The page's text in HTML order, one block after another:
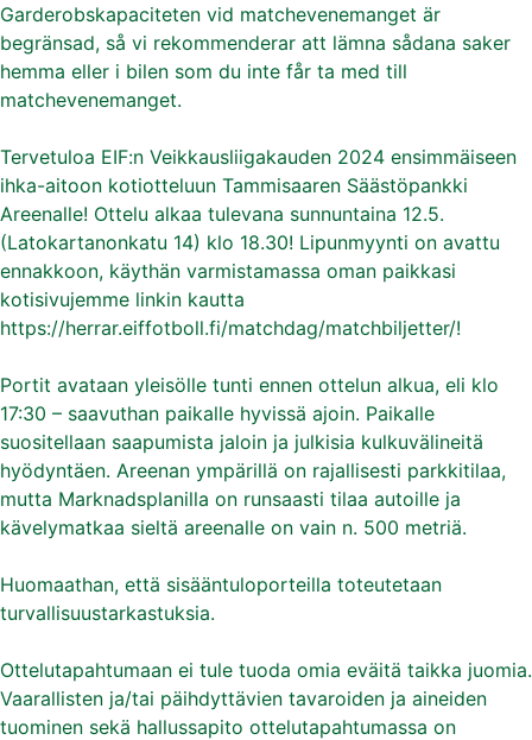
Garderobskapaciteten vid matchevenemanget är
begränsad, så vi rekommenderar att lämna sådana saker
hemma eller i bilen som du inte får ta med till
matchevenemanget.
Tervetuloa EIF:n Veikkausliigakauden 2024 ensimmäiseen
ihka-aitoon kotiotteluun Tammisaaren Säästöpankki
Areenalle! Ottelu alkaa tulevana sunnuntaina 12.5.
(Latokartanonkatu 14) klo 18.30! Lipunmyynti on avattu
ennakkoon, käythän varmistamassa oman paikkasi
kotisivujemme linkin kautta
https://herrar.eiffotboll.fi/matchdag/matchbiljetter/!
Portit avataan yleisölle tunti ennen ottelun alkua, eli klo
17:30 – saavuthan paikalle hyvissä ajoin. Paikalle
suositellaan saapumista jaloin ja julkisia kulkuvälineitä
hyödyntäen. Areenan ympärillä on rajallisesti parkkitilaa,
mutta Marknadsplanilla on runsaasti tilaa autoille ja
kävelymatkaa sieltä areenalle on vain n. 500 metriä.
Huomaathan, että sisääntuloporteilla toteutetaan
turvallisuustarkastuksia.
Ottelutapahtumaan ei tule tuoda omia eväitä taikka juomia.
Vaarallisten ja/tai päihdyttävien tavaroiden ja aineiden
tuominen sekä hallussapito ottelutapahtumassa on